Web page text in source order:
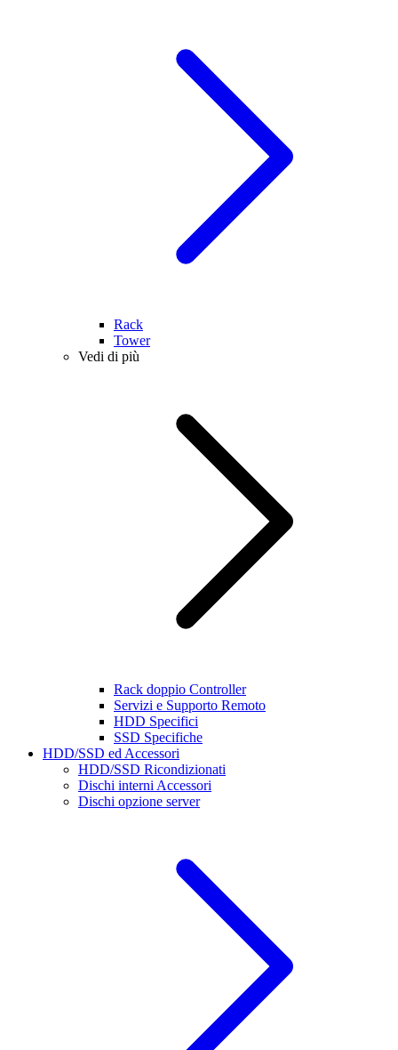
Rack
Tower
Vedi di più
Rack doppio Controller
Servizi e Supporto Remoto
HDD Specifici
SSD Specifiche
HDD/SSD ed Accessori
HDD/SSD Ricondizionati
Dischi interni Accessori
Dischi opzione server